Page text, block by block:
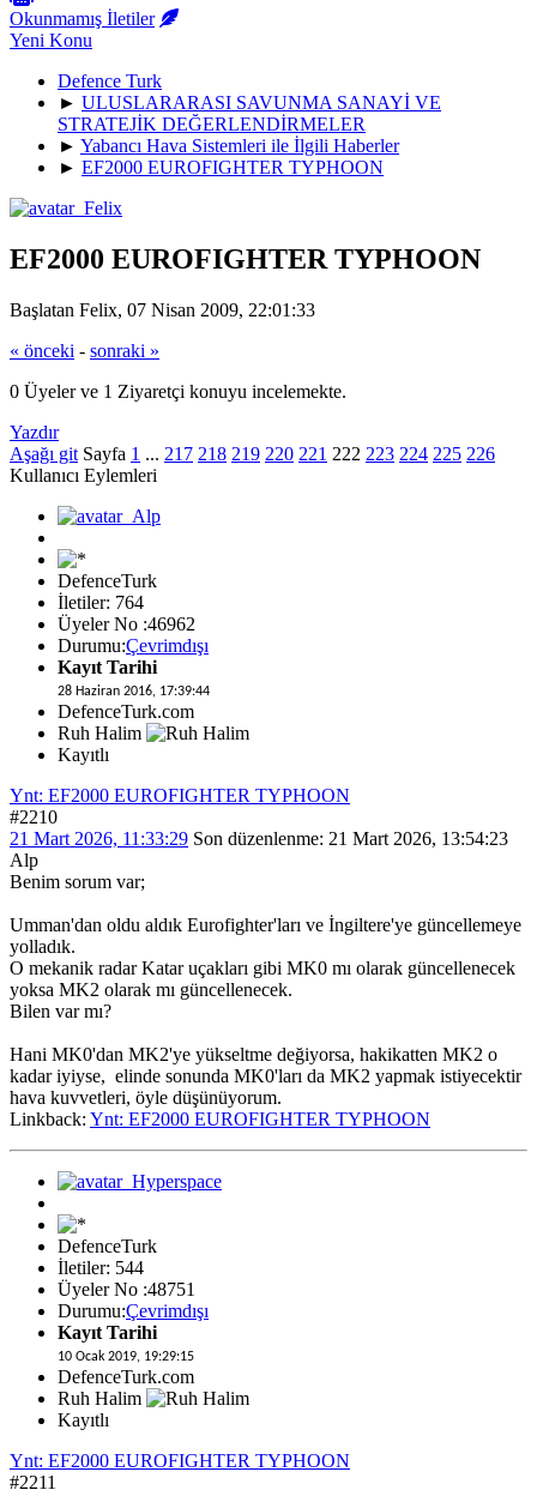
Okunmamış İletiler
Yeni Konu
Defence Turk
► ULUSLARARASI SAVUNMA SANAYİ VE
STRATEJİK DEĞERLENDİRMELER
► Yabancı Hava Sistemleri ile İlgili Haberler
► EF2000 EUROFIGHTER TYPHOON
EF2000 EUROFIGHTER TYPHOON
Başlatan Felix, 07 Nisan 2009, 22:01:33
« önceki - sonraki »
0 Üyeler ve 1 Ziyaretçi konuyu incelemekte.
Yazdır
Aşağı git Sayfa 1 ... 217 218 219 220 221 222 223 224 225 226
Kullanıcı Eylemleri
DefenceTurk
İletiler: 764
Üyeler No :46962
Durumu:Çevrimdışı
Kayıt Tarihi
28 Haziran 2016, 17:39:44
DefenceTurk.com
Ruh Halim
Kayıtlı
Ynt: EF2000 EUROFIGHTER TYPHOON
#2210
21 Mart 2026, 11:33:29 Son düzenlenme: 21 Mart 2026, 13:54:23
Alp
Benim sorum var;
Umman'dan oldu aldık Eurofighter'ları ve İngiltere'ye güncellemeye
yolladık.
O mekanik radar Katar uçakları gibi MK0 mı olarak güncellenecek
yoksa MK2 olarak mı güncellenecek.
Bilen var mı?
Hani MK0'dan MK2'ye yükseltme değiyorsa, hakikatten MK2 o
kadar iyiyse, elinde sonunda MK0'ları da MK2 yapmak istiyecektir
hava kuvvetleri, öyle düşünüyorum.
Linkback: Ynt: EF2000 EUROFIGHTER TYPHOON
DefenceTurk
İletiler: 544
Üyeler No :48751
Durumu:Çevrimdışı
Kayıt Tarihi
10 Ocak 2019, 19:29:15
DefenceTurk.com
Ruh Halim
Kayıtlı
Ynt: EF2000 EUROFIGHTER TYPHOON
#2211